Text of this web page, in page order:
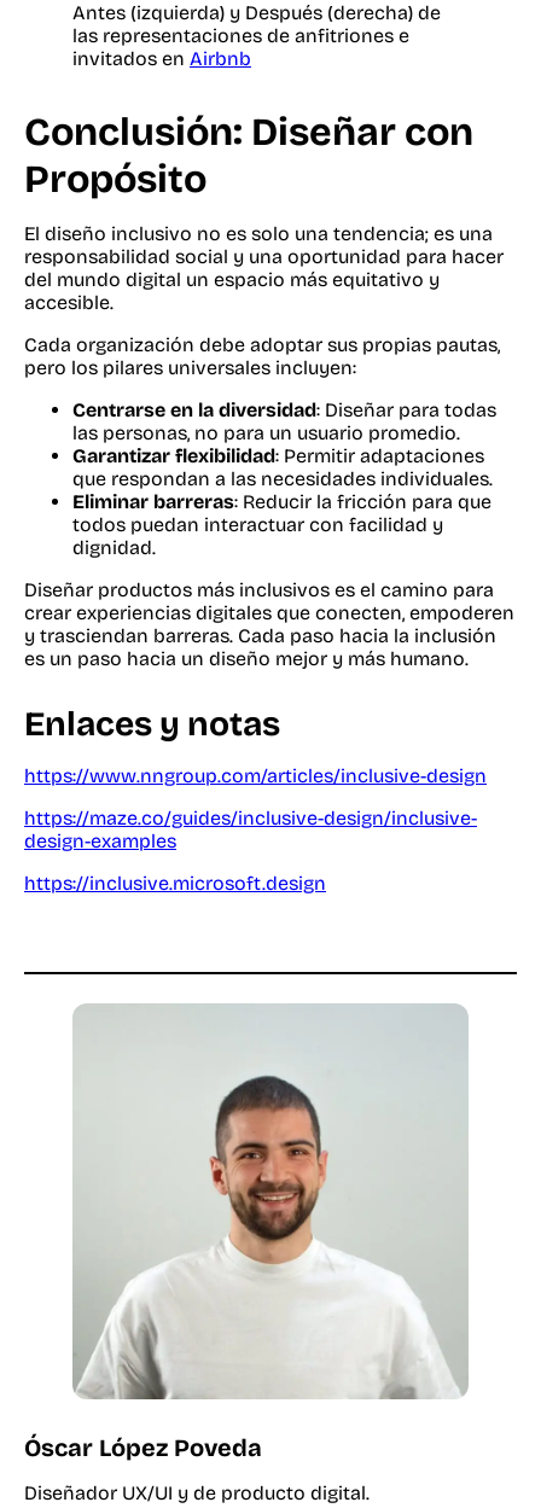
Antes (izquierda) y Después (derecha) de
las representaciones de anfitriones e
invitados en Airbnb
Conclusión: Diseñar con
Propósito
El diseño inclusivo no es solo una tendencia; es una
responsabilidad social y una oportunidad para hacer
del mundo digital un espacio más equitativo y
accesible.
Cada organización debe adoptar sus propias pautas,
pero los pilares universales incluyen:
Centrarse en la diversidad: Diseñar para todas
las personas, no para un usuario promedio.
Garantizar flexibilidad: Permitir adaptaciones
que respondan a las necesidades individuales.
Eliminar barreras: Reducir la fricción para que
todos puedan interactuar con facilidad y
dignidad.
Diseñar productos más inclusivos es el camino para
crear experiencias digitales que conecten, empoderen
y trasciendan barreras. Cada paso hacia la inclusión
es un paso hacia un diseño mejor y más humano.
Enlaces y notas
https://www.nngroup.com/articles/inclusive-design
https://maze.co/guides/inclusive-design/inclusive-
design-examples
https://inclusive.microsoft.design
Óscar López Poveda
Diseñador UX/UI y de producto digital.